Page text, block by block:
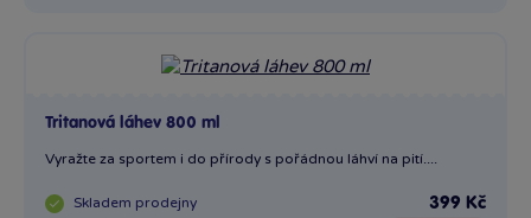
Tritanová láhev 800 ml
Vyražte za sportem i do přírody s pořádnou láhví na pití....
Skladem prodejny
399 Kč